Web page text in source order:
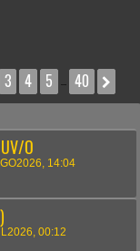
de 40
3 4 5 … 40
O
14:04
00:12